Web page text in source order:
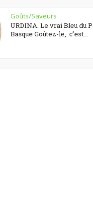
Goûts/Saveurs
URDINA. Le vrai Bleu du
Basque Goûtez-le, c’est...